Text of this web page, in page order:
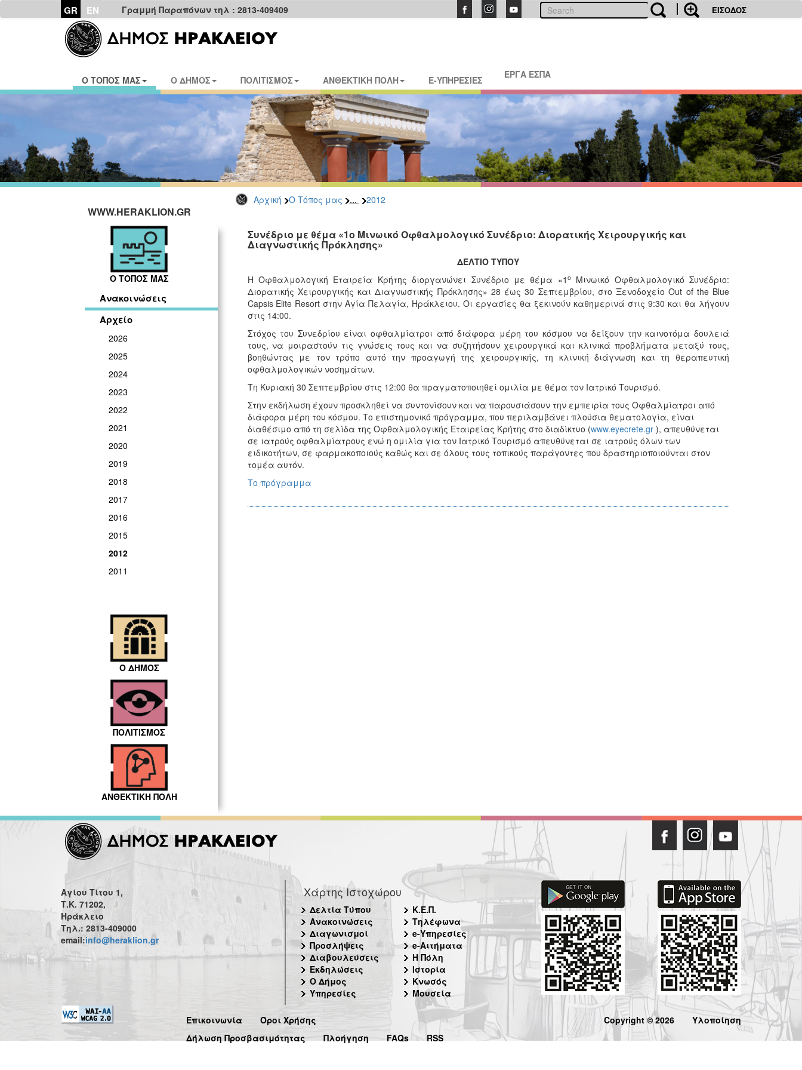
GR EN Γραμμή Παραπόνων τηλ : 2813-409409 ΕΙΣΟΔΟΣ
Ο ΤΟΠΟΣ ΜΑΣ Ο ΔΗΜΟΣ ΠΟΛΙΤΙΣΜΟΣ ΑΝΘΕΚΤΙΚΗ ΠΟΛΗ E-ΥΠΗΡΕΣΙΕΣ ΕΡΓΑ ΕΣΠΑ
Αρχική Ο Τόπος μας ... 2012
WWW.HERAKLION.GR
Ο ΤΟΠΟΣ ΜΑΣ
Ανακοινώσεις
Αρχείο
2026
2025
2024
2023
2022
2021
2020
2019
2018
2017
2016
2015
2012
2011
Ο ΔΗΜΟΣ
ΠΟΛΙΤΙΣΜΟΣ
ΑΝΘΕΚΤΙΚΗ ΠΟΛΗ
Συνέδριο με θέμα «1ο Μινωικό Οφθαλμολογικό Συνέδριο: Διορατικής Χειρουργικής και
Διαγνωστικής Πρόκλησης»
ΔΕΛΤΙΟ ΤΥΠΟΥ
Η Οφθαλμολογική Εταιρεία Κρήτης διοργανώνει Συνέδριο με θέμα «1 οΜινωικό Οφθαλμολογικό Συνέδριο:
Διορατικής Χειρουργικής και Διαγνωστικής Πρόκλησης» 28 έως 30 Σεπτεμβρίου, στο Ξενοδοχείο Out of the Blue
Capsis Elite Resort στην Αγία Πελαγία, Ηράκλειου. Οι εργασίες θα ξεκινούν καθημερινά στις 9:30 και θα λήγουν
στις 14:00.
Στόχος του Συνεδρίου είναι οφθαλμίατροι από διάφορα μέρη του κόσμου να δείξουν την καινοτόμα δουλειά
τους, να μοιραστούν τις γνώσεις τους και να συζητήσουν χειρουργικά και κλινικά προβλήματα μεταξύ τους,
βοηθώντας με τον τρόπο αυτό την προαγωγή της χειρουργικής, τη κλινική διάγνωση και τη θεραπευτική
οφθαλμολογικών νοσημάτων.
Τη Κυριακή 30 Σεπτεμβρίου στις 12:00 θα πραγματοποιηθεί ομιλία με θέμα τον Ιατρικό Τουρισμό.
Στην εκδήλωση έχουν προσκληθεί να συντονίσουν και να παρουσιάσουν την εμπειρία τους Οφθαλμίατροι από
διάφορα μέρη του κόσμου. Το επιστημονικό πρόγραμμα, που περιλαμβάνει πλούσια θεματολογία, είναι
διαθέσιμο από τη σελίδα της Οφθαλμολογικής Εταιρείας Κρήτης στο διαδίκτυο (www.eyecrete.gr), απευθύνεται
σε ιατρούς οφθαλμίατρους ενώ η ομιλία για τον Ιατρικό Τουρισμό απευθύνεται σε ιατρούς όλων των
ειδικοτήτων, σε φαρμακοποιούς καθώς και σε όλους τους τοπικούς παράγοντες που δραστηριοποιούνται στον
τομέα αυτόν.
Το πρόγραμμα
Αγίου Τίτου 1,
Τ.Κ. 71202,
Ηράκλειο
Τηλ.: 2813-409000
email:info@heraklion.gr
Χάρτης Ιστοχώρου
Δελτία Τύπου
Ανακοινώσεις
Διαγωνισμοί
Προσλήψεις
Διαβουλεύσεις
Εκδηλώσεις
Ο Δήμος
Υπηρεσίες
Κ.Ε.Π.
Τηλέφωνα
e-Υπηρεσίες
e-Αιτήματα
Η Πόλη
Ιστορία
Κνωσός
Μουσεία
Επικοινωνία
Όροι Χρήσης
Δήλωση Προσβασιμότητας
Πλοήγηση FAQs RSS
Copyright © 2026 Υλοποίηση